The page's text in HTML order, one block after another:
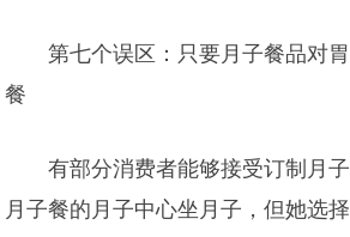
第七个误区：只要月子餐品对
餐
有部分消费者能够接受订制月
月子餐的月子中心坐月子，但她选